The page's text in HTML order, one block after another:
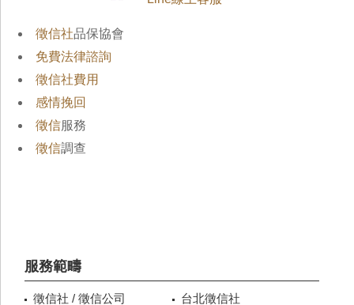
徵信社品保協會
免費法律諮詢
徵信社費用
感情挽回
徵信服務
徵信調查
服務範疇
徵信社 / 徵信公司
台北徵信社